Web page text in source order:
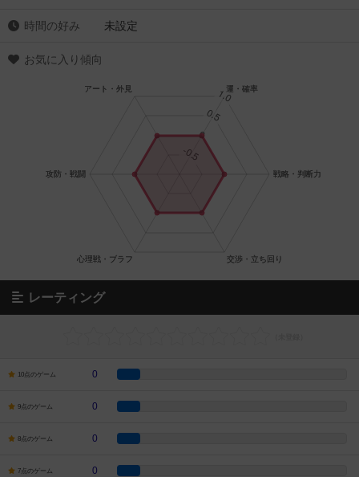
時間の好み 未設定
お気に入り傾向
レーティング
10点のゲーム 0
9点のゲーム 0
8点のゲーム 0
7点のゲーム 0